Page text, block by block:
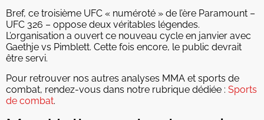
Bref, ce troisième UFC « numéroté » de l’ère Paramount –
UFC 326 – oppose deux véritables légendes.
L’organisation a ouvert ce nouveau cycle en janvier avec
Gaethje vs Pimblett. Cette fois encore, le public devrait
être servi.
Pour retrouver nos autres analyses MMA et sports de
combat, rendez-vous dans notre rubrique dédiée : Sports
de combat.